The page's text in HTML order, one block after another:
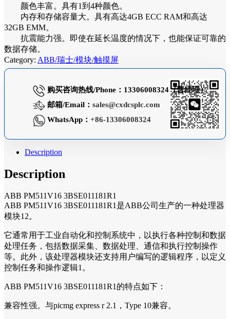
颜色丰富。具有1到4种颜色。
内存和存储容量大。具有高达4GB ECC RAM和高达
32GB EMM。
抗震能力强。即使在延长温度的情况下，也能保证可靠的
数据存储。
Category: ABB/瑞士/模块/触摸屏
购买咨询热线/Phone：13306008324（曹经理）
邮箱/Email： sales@cxdcsplc.com
WhatsApp： +86-13306008324
Description
Description
ABB PM511V16 3BSE011181R1
ABB PM511V16 3BSE011181R1是ABB公司生产的一种处理器
模块12。
它通常用于工业自动化和控制系统中，以执行各种控制和数据
处理任务，包括数据采集、数据处理、通信和执行控制操作
等。此外，该处理器模块还支持用户编写的逻辑程序，以定义
控制任务和操作逻辑1。
ABB PM511V16 3BSE011181R1的特点如下：
兼容性强。与picmg express r 2.1，Type 10兼容。